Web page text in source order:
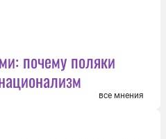
почему поляки
все мнения